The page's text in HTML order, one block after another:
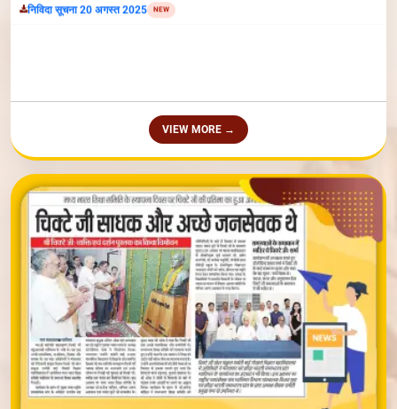
VIEW MORE →